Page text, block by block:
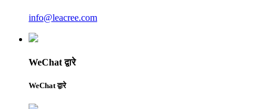
info@leacree.com
WeChat द्वारे
WeChat द्वारे